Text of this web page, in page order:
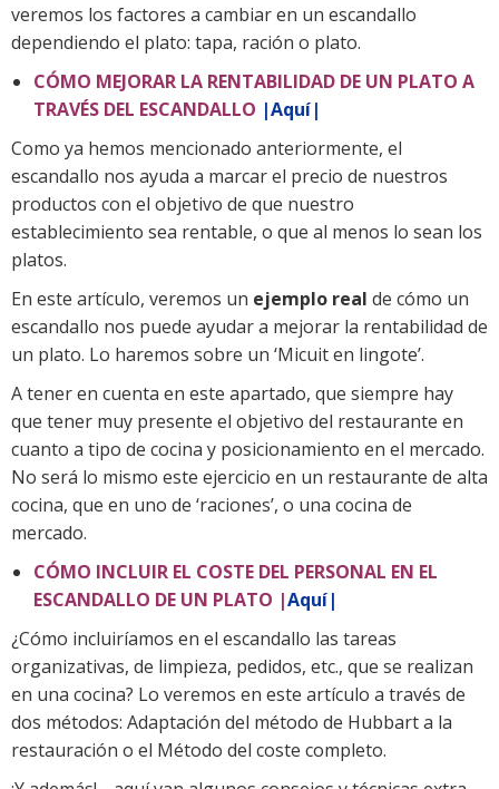
veremos los factores a cambiar en un escandallo
dependiendo el plato: tapa, ración o plato.
CÓMO MEJORAR LA RENTABILIDAD DE UN PLATO A
TRAVÉS DEL ESCANDALLO |Aquí|
Como ya hemos mencionado anteriormente, el
escandallo nos ayuda a marcar el precio de nuestros
productos con el objetivo de que nuestro
establecimiento sea rentable, o que al menos lo sean los
platos.
En este artículo, veremos un ejemplo real de cómo un
escandallo nos puede ayudar a mejorar la rentabilidad de
un plato. Lo haremos sobre un ‘Micuit en lingote’.
A tener en cuenta en este apartado, que siempre hay
que tener muy presente el objetivo del restaurante en
cuanto a tipo de cocina y posicionamiento en el mercado.
No será lo mismo este ejercicio en un restaurante de alta
cocina, que en uno de ‘raciones’, o una cocina de
mercado.
CÓMO INCLUIR EL COSTE DEL PERSONAL EN EL
ESCANDALLO DE UN PLATO |Aquí|
¿Cómo incluiríamos en el escandallo las tareas
organizativas, de limpieza, pedidos, etc., que se realizan
en una cocina? Lo veremos en este artículo a través de
dos métodos: Adaptación del método de Hubbart a la
restauración o el Método del coste completo.